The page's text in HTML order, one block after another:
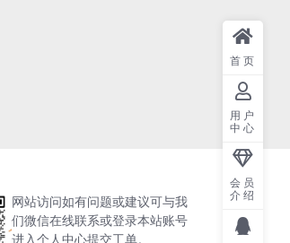
网站访问如有问题或建议可与我
们微信在线联系或登录本站账号
进入个人中心提交工单。
首页
用户
中心
会员
介绍